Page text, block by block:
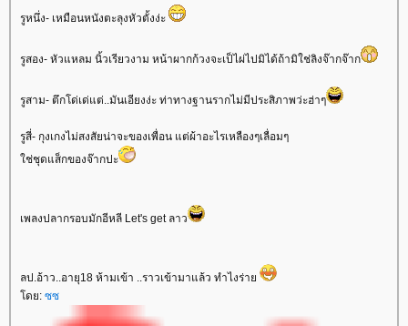
รูหนึ่ง- เหมือนหนังตะลุงหัวตั้งง่ะ
รูสอง- หัวแหลม นิ้วเรียวงาม หน้าผากก้วงจะเป็ไผ่ไปมิได้ถ้ามิใช่ลิงจ๊ากจ๊าก
รูสาม- ตึกโด่เด่แต่..มันเอียงง่ะ ท่าทางฐานรากไม่มีประสิภาพว่ะฮ่าๆ
รูสี่- กุงเกงไม่สงสัยน่าจะของเพื่อน แต่ผ้าอะไรเหลืองๆเลื่อมๆ
ใช่ชุดแส็กของจ๊ากปะ
เพลงปลากรอบมักอีหลี Let's get ลาว
ลป.อ้าว..อายุ18 ห้ามเข้า ..ราวเข้ามาแล้ว ทำไงร่าย
โดย: ซซ